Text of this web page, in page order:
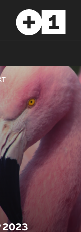
2023